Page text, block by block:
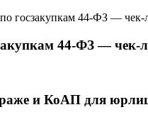
госзакупкам 44-ФЗ — чек-
44-ФЗ — чек-
и КоАП для